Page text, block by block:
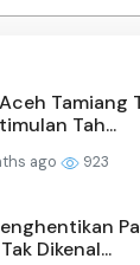
Tamiang
Tah...
ago 923
Dikenal...